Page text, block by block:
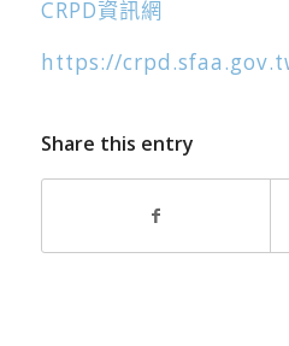
CRPD資訊網
https://
Share this entry